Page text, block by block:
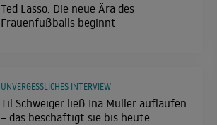
Ted Lasso: Die neue Ära des
Frauenfußballs beginnt
Til Schweiger ließ Ina Müller auflaufen
– das beschäftigt sie bis heute
UNVERGESSLICHES INTERVIEW